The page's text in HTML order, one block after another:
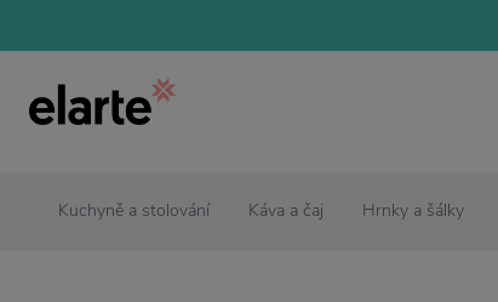
Kuchyně a stolování Káva a čaj Hrnky a šálky